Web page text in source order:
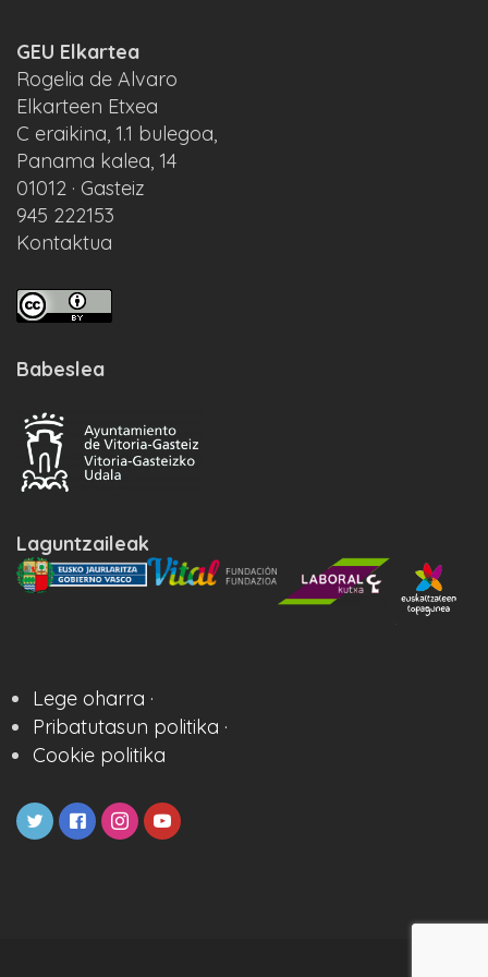
GEU Elkartea
Rogelia de Alvaro
Elkarteen Etxea
C eraikina, 1.1 bulegoa,
Panama kalea, 14
01012 · Gasteiz
945 222153
Kontaktua
Babeslea
Laguntzaileak
Lege oharra ·
Pribatutasun politika ·
Cookie politika